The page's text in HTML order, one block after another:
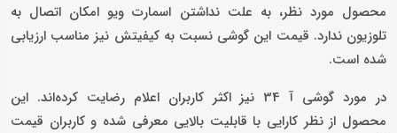
محصول مورد نظر، به علت نداشتن اسمارت ویو امکان اتصال به
تلوزیون ندارد. قیمت این گوشی نسبت به کیفیتش نیز مناسب ارزیابی
شده است.
در مورد گوشی آ 34 نیز اکثر کاربران اعلام رضایت کرده‌اند. این
محصول از نظر کارایی با قابلیت بالایی معرفی شده و کاربران قیمت